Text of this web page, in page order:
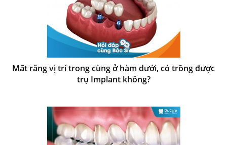
Mất răng vị trí trong cùng ở hàm dưới, có trồng được
trụ Implant không?